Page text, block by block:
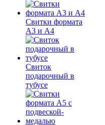
Свитки формата
А3 и А4
Свиток
подарочный в
тубусе